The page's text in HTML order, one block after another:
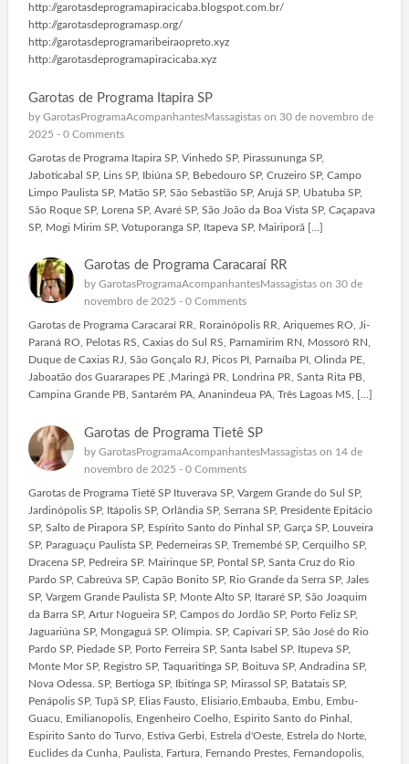
http://garotasdeprogramapiracicaba.blogspot.com.br/
http://garotasdeprogramasp.org/
http://garotasdeprogramaribeiraopreto.xyz
http://garotasdeprogramapiracicaba.xyz
Garotas de Programa Itapira SP
by GarotasProgramaAcompanhantesMassagistason 30 de novembro de
2025 - 0 Comments
Garotas de Programa Itapira SP, Vinhedo SP, Pirassununga SP,
Jaboticabal SP, Lins SP, Ibiúna SP, Bebedouro SP, Cruzeiro SP, Campo
Limpo Paulista SP, Matão SP, São Sebastião SP, Arujá SP, Ubatuba SP,
São Roque SP, Lorena SP, Avaré SP, São João da Boa Vista SP, Caçapava
SP, Mogi Mirim SP, Votuporanga SP, Itapeva SP, Mairiporã […]
Garotas de Programa Caracaraí RR
by GarotasProgramaAcompanhantesMassagistason 30 de
novembro de 2025 - 0 Comments
Garotas de Programa Caracaraí RR, Rorainópolis RR, Ariquemes RO, Ji-
Paraná RO, Pelotas RS, Caxias do Sul RS, Parnamirim RN, Mossoró RN,
Duque de Caxias RJ, São Gonçalo RJ, Picos PI, Parnaíba PI, Olinda PE,
Jaboatão dos Guararapes PE ,Maringá PR, Londrina PR, Santa Rita PB,
Campina Grande PB, Santarém PA, Ananindeua PA, Três Lagoas MS, […]
Garotas de Programa Tietê SP
by GarotasProgramaAcompanhantesMassagistason 14 de
novembro de 2025 - 0 Comments
Garotas de Programa Tietê SP Ituverava SP, Vargem Grande do Sul SP,
Jardinópolis SP, Itápolis SP, Orlândia SP, Serrana SP, Presidente Epitácio
SP, Salto de Pirapora SP, Espírito Santo do Pinhal SP, Garça SP, Louveira
SP, Paraguaçu Paulista SP, Pederneiras SP, Tremembé SP, Cerquilho SP,
Dracena SP, Pedreira SP. Mairinque SP, Pontal SP, Santa Cruz do Rio
Pardo SP, Cabreúva SP, Capão Bonito SP, Rio Grande da Serra SP, Jales
SP, Vargem Grande Paulista SP, Monte Alto SP, Itararé SP, São Joaquim
da Barra SP, Artur Nogueira SP, Campos do Jordão SP, Porto Feliz SP,
Jaguariúna SP, Mongaguá SP. Olímpia. SP, Capivari SP, São José do Rio
Pardo SP, Piedade SP, Porto Ferreira SP, Santa Isabel SP. Itupeva SP,
Monte Mor SP, Registro SP, Taquaritinga SP, Boituva SP, Andradina SP,
Nova Odessa. SP, Bertioga SP, Ibitinga SP, Mirassol SP, Batatais SP,
Penápolis SP, Tupã SP, Elias Fausto, Elisiario,Embauba, Embu, Embu-
Guacu, Emilianopolis, Engenheiro Coelho, Espirito Santo do Pinhal,
Espirito Santo do Turvo, Estiva Gerbi, Estrela d'Oeste, Estrela do Norte,
Euclides da Cunha, Paulista, Fartura, Fernando Prestes, Fernandopolis,